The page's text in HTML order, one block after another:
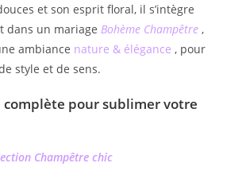
et son esprit floral, il s’intègre
dans un mariage Bohème Champêtre ,
ambiance nature & élégance , pour
style et de sens.
complète pour sublimer votre
Champêtre chic